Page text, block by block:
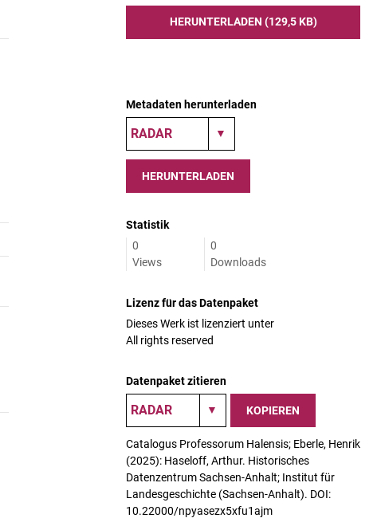
HERUNTERLADEN (129,5 KB)
Metadaten herunterladen
HERUNTERLADEN
Statistik
0
Views
0
Downloads
Lizenz für das Datenpaket
Dieses Werk ist lizenziert unter
All rights reserved
Datenpaket zitieren
KOPIEREN
Catalogus Professorum Halensis; Eberle, Henrik
(2025): Haseloff, Arthur. Historisches
Datenzentrum Sachsen-Anhalt; Institut für
Landesgeschichte (Sachsen-Anhalt). DOI:
10.22000/npyasezx5xfu1ajm